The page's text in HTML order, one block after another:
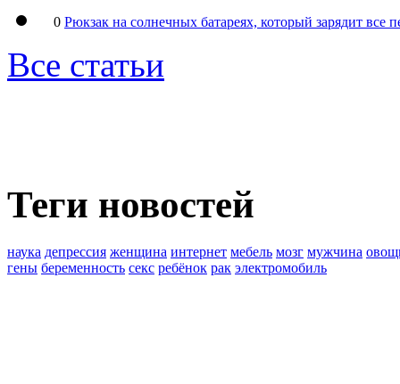
0 Рюкзак на солнечных батареях, который зарядит все
Все статьи
Теги новостей
наука депрессия женщина интернет мебель мозг мужчина
гены беременность секс ребёнок рак электромобиль